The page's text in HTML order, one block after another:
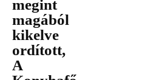
megint
magából
kikelve
ordított,
A